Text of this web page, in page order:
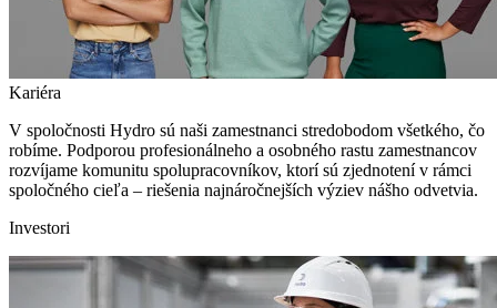
Kariéra
V spoločnosti Hydro sú naši zamestnanci stredobodom všetkého, čo
robíme. Podporou profesionálneho a osobného rastu zamestnancov
rozvíjame komunitu spolupracovníkov, ktorí sú zjednotení v rámci
spoločného cieľa – riešenia najnáročnejších výziev nášho odvetvia.
Investori